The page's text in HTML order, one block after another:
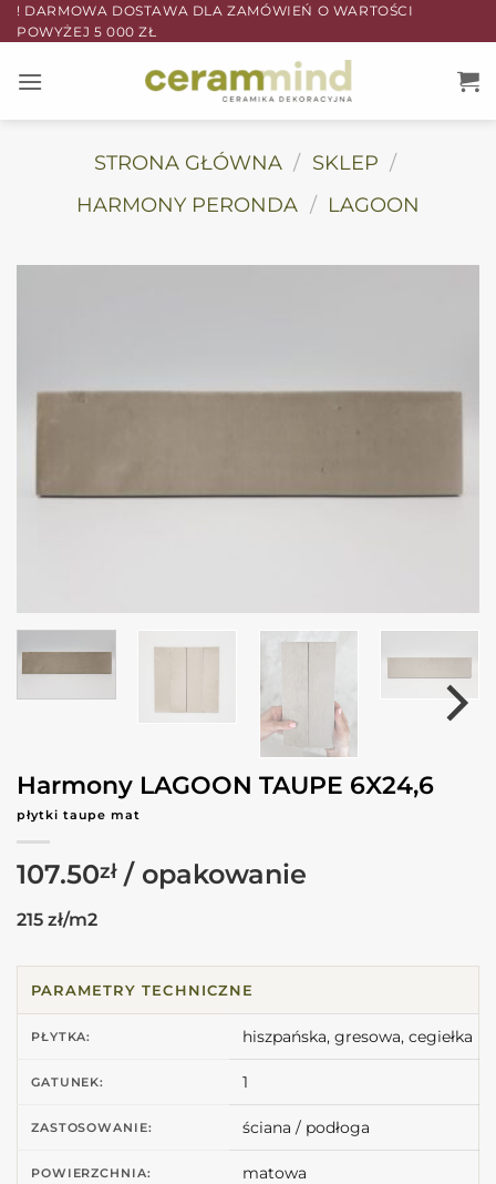
Przewiń
do
! DARMOWA DOSTAWA DLA ZAMÓWIEŃ O WARTOŚCI
POWYŻEJ 5 000 ZŁ
STRONA GŁÓWNA / SKLEP /
HARMONY PERONDA / LAGOON
Harmony LAGOON TAUPE 6X24,6
płytki taupe mat
107.50zł
215 zł/m2
PARAMETRY TECHNICZNE
PŁYTKA: hiszpańska, gresowa, cegiełka
GATUNEK: 1
ZASTOSOWANIE: ściana / podłoga
POWIERZCHNIA: matowa